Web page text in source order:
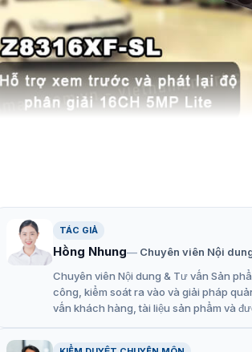
tiện lợi trong việc giám sát và bảo đảm an ninh.
Những thông tin bạn cần biết
Tính năng nổi bật của đầu ghi Z8316XF
Hỗ trợ dịch vụ đám mây P2P.
Hỗ trợ xem trước và phát lại với độ phân
TÁC GIẢ
Hồng Nhung
Chuyên viên Nội
Chuyên viên Nội dung & Tư vấn Sản
công, kiểm soát ra vào và giải pháp
vấn khách hàng, tài liệu sản phẩm và